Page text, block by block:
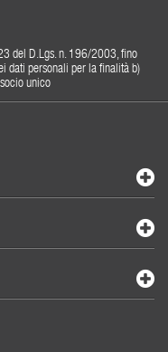
del D.Lgs. n. 196/2003, fino
dati personali per la finalità b)
unico